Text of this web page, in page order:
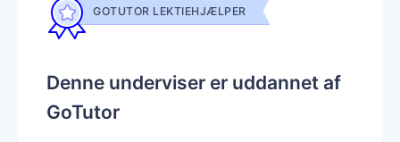
GOTUTOR LEKTIEHJÆLPER
Denne underviser er uddannet af
GoTutor